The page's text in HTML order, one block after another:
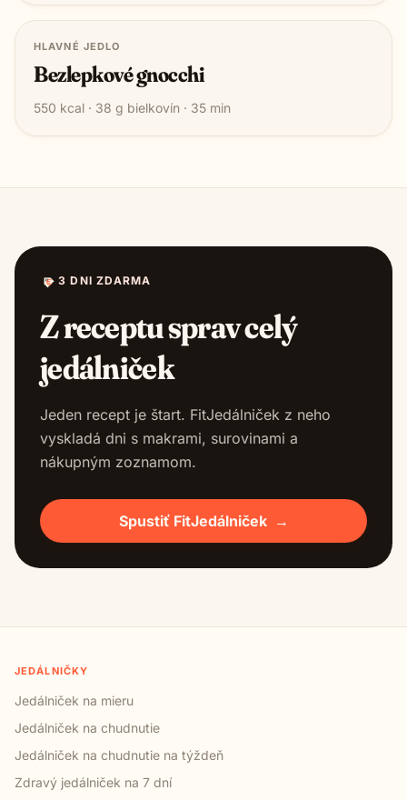
HLAVNÉ JEDLO
Bezlepkové gnocchi
550 kcal · 38 g bielkovín · 35 min
3 DNI ZDARMA
Z receptu sprav celý
jedálniček
Jeden recept je štart. FitJedálniček z neho
vyskladá dni s makrami, surovinami a
nákupným zoznamom.
Spustiť FitJedálniček →
JEDÁLNIČKY
Jedálniček na mieru
Jedálniček na chudnutie
Jedálniček na chudnutie na týždeň
Zdravý jedálniček na 7 dní